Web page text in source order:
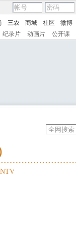
三农 商城 社区 微博
纪录片 动画片 公开课